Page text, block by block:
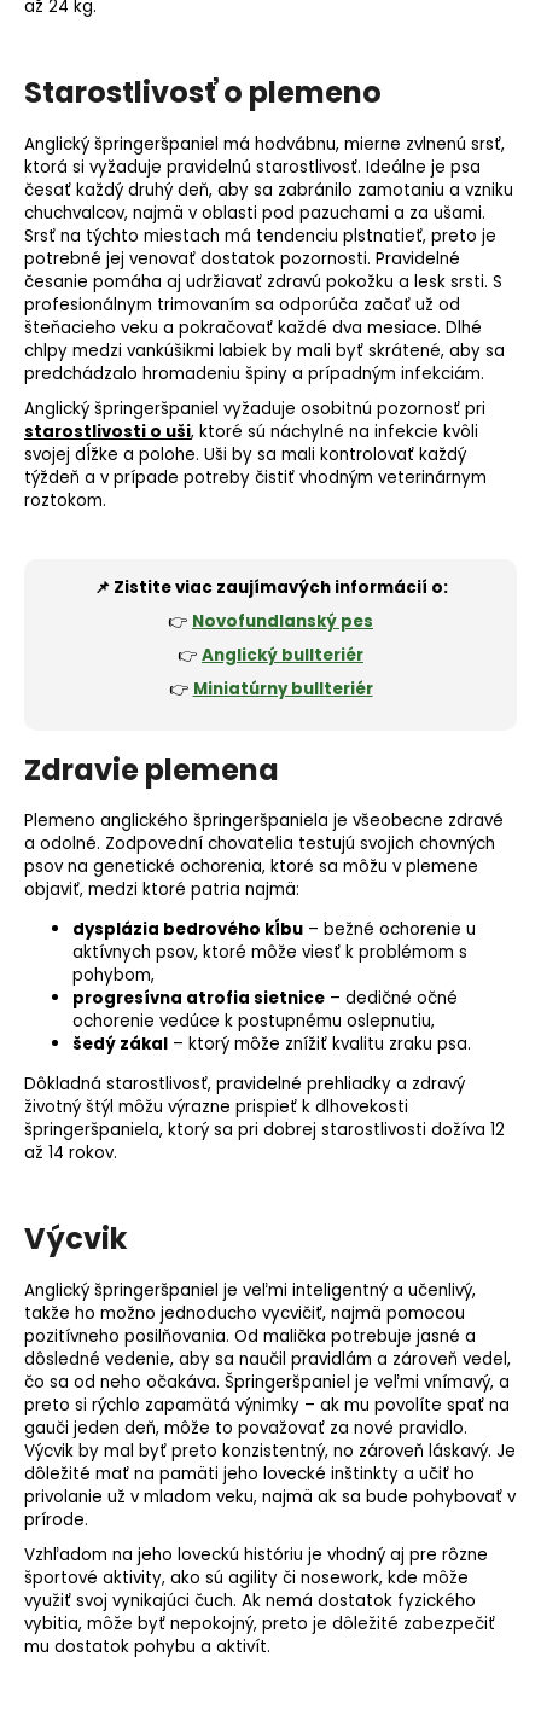
až 24 kg.
Starostlivosť o plemeno
Anglický špringeršpaniel má hodvábnu, mierne zvlnenú srsť,
ktorá si vyžaduje pravidelnú starostlivosť. Ideálne je psa
česať každý druhý deň, aby sa zabránilo zamotaniu a vzniku
chuchvalcov, najmä v oblasti pod pazuchami a za ušami.
Srsť na týchto miestach má tendenciu plstnatieť, preto je
potrebné jej venovať dostatok pozornosti. Pravidelné
česanie pomáha aj udržiavať zdravú pokožku a lesk srsti. S
profesionálnym trimovaním sa odporúča začať už od
šteňacieho veku a pokračovať každé dva mesiace. Dlhé
chlpy medzi vankúšikmi labiek by mali byť skrátené, aby sa
predchádzalo hromadeniu špiny a prípadným infekciám.
Anglický špringeršpaniel vyžaduje osobitnú pozornosť pri
starostlivosti o uši, ktoré sú náchylné na infekcie kvôli
svojej dĺžke a polohe. Uši by sa mali kontrolovať každý
týždeň a v prípade potreby čistiť vhodným veterinárnym
roztokom.
📌 Zistite viac zaujímavých informácií o:
👉 Novofundlanský pes
👉 Anglický bullteriér
👉 Miniatúrny bullteriér
Zdravie plemena
Plemeno anglického špringeršpaniela je všeobecne zdravé
a odolné. Zodpovední chovatelia testujú svojich chovných
psov na genetické ochorenia, ktoré sa môžu v plemene
objaviť, medzi ktoré patria najmä:
dysplázia bedrového kĺbu – bežné ochorenie u
aktívnych psov, ktoré môže viesť k problémom s
pohybom,
progresívna atrofia sietnice – dedičné očné
ochorenie vedúce k postupnému oslepnutiu,
šedý zákal – ktorý môže znížiť kvalitu zraku psa.
Dôkladná starostlivosť, pravidelné prehliadky a zdravý
životný štýl môžu výrazne prispieť k dlhovekosti
špringeršpaniela, ktorý sa pri dobrej starostlivosti dožíva 12
až 14 rokov.
Výcvik
Anglický špringeršpaniel je veľmi inteligentný a učenlivý,
takže ho možno jednoducho vycvičiť, najmä pomocou
pozitívneho posilňovania. Od malička potrebuje jasné a
dôsledné vedenie, aby sa naučil pravidlám a zároveň vedel,
čo sa od neho očakáva. Špringeršpaniel je veľmi vnímavý, a
preto si rýchlo zapamätá výnimky – ak mu povolíte spať na
gauči jeden deň, môže to považovať za nové pravidlo.
Výcvik by mal byť preto konzistentný, no zároveň láskavý. Je
dôležité mať na pamäti jeho lovecké inštinkty a učiť ho
privolanie už v mladom veku, najmä ak sa bude pohybovať v
prírode.
Vzhľadom na jeho loveckú históriu je vhodný aj pre rôzne
športové aktivity, ako sú agility či nosework, kde môže
využiť svoj vynikajúci čuch. Ak nemá dostatok fyzického
vybitia, môže byť nepokojný, preto je dôležité zabezpečiť
mu dostatok pohybu a aktivít.